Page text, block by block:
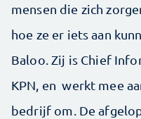
mensen die zich
hoe ze er iets aan
Baloo. Zij is Chief
KPN, en werkt mee
bedrijf om. De